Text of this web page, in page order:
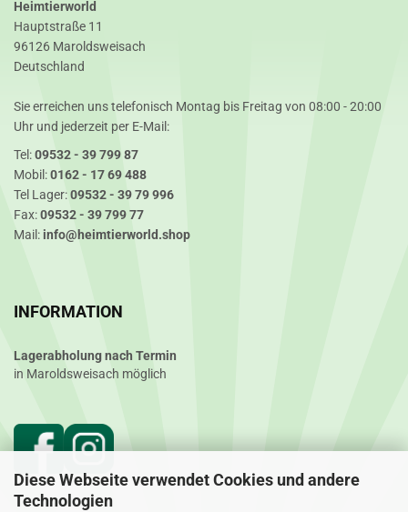
Diese Webseite verwendet Cookies und andere
Technologien
Heimtierworld
Hauptstraße 11
96126 Maroldsweisach
Deutschland
Sie erreichen uns telefonisch Montag bis Freitag von 08:00 - 20:00
Uhr und jederzeit per E-Mail:
Tel:09532 - 39 799 87
Mobil:0162 - 17 69 488
Tel Lager:09532 - 39 79 996
Fax:09532 - 39 799 77
Mail: info@heimtierworld.shop
INFORMATION
Lagerabholung nach Termin
in Maroldsweisach möglich